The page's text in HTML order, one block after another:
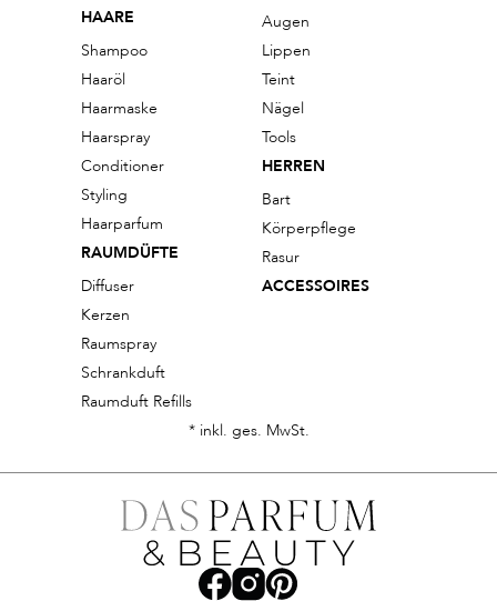
HAARE
Shampoo
Haaröl
Haarmaske
Haarspray
Conditioner
Styling
Haarparfum
RAUMDÜFTE
Diffuser
Kerzen
Raumspray
Schrankduft
Raumduft Refills
Augen
Lippen
Teint
Nägel
Tools
HERREN
Bart
Körperpflege
Rasur
ACCESSOIRES
* inkl. ges. MwSt.